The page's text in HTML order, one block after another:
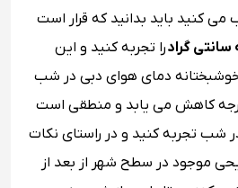
کنید باید بدانید که قرار است
را تجربه کنید و این
دمای هوای دبی در شب
تابستان حدود 10 درجه کاهش می یابد و منطقی است
شب تجربه کنید و در راستای نکات
موجود در سطح شهر از بعد از